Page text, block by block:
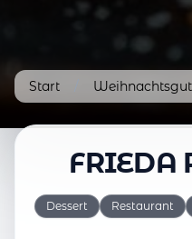
Start
FRIEDA
Dessert Restaurant